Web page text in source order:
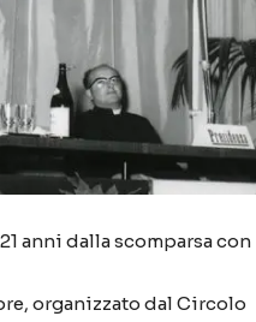
anni dalla scomparsa con
organizzato dal Circolo